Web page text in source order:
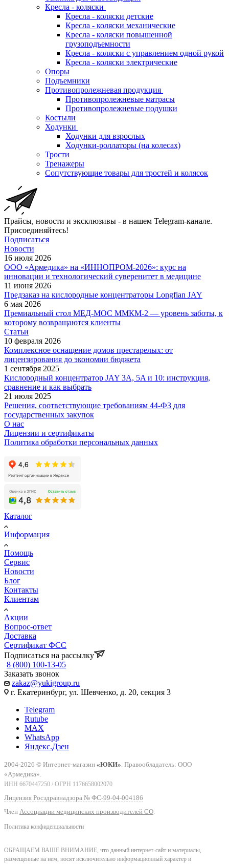
Кресла - коляски
Кресла - коляски детские
Кресла - коляски механические
Кресла - коляски повышенной
грузоподъемности
Кресла - коляски с управлением одной рукой
Кресла - коляски электрические
Опоры
Подъемники
Противопролежневая продукция
Противопролежневые матрасы
Противопролежневые подушки
Костыли
Ходунки
Ходунки для взрослых
Ходунки-роллаторы (на колесах)
Трости
Тренажеры
Сопутствующие товары для тростей и колясок
Прайсы, новости и эксклюзивы - в нашем Telegram-канале.
Присоединяйтесь!
Подписаться
Новости
16 июля 2026
ООО «Армедика» на «ИННОПРОМ-2026»: курс на
инновации и технологический суверенитет в медицине
11 июня 2026
Предзаказ на кислородные концентраторы Longfian JAY
6 мая 2026
Премиальный стол МЕД-МОС ММКМ-2 — уровень заботы, к
которому возвращаются клиенты
Статьи
10 февраля 2026
Комплексное оснащение домов престарелых: от
лицензирования до экономии бюджета
1 сентября 2025
Кислородный концентратор JAY 3A, 5A и 10: инструкция,
сравнение и как выбрать
21 июля 2025
Решения, соответствующие требованиям 44-ФЗ для
государственных закупок
О нас
Лицензии и сертификаты
Политика обработки персональных данных
Каталог
Информация
Помощь
Сервис
Новости
Блог
Контакты
Клиентам
Акции
Вопрос-ответ
Доставка
Сертификат ФСС
Подписаться на рассылку
8 (800) 100-13-05
Заказать звонок
zakaz@yukigroup.ru
г. Екатеринбург, ул. Шевченко, д. 20, секция 3
Telegram
Rutube
MAX
WhatsApp
Яндекс.Дзен
2004-2026 © Интернет-магазин «ЮКИ». Правообладатель: ООО
«Армедика».
ИНН 6670447250 / ОГРН 1176658002070
Лицензия Росздравнадзора № ФС-99-04-004186
Член Ассоциации медицинских производителей СО.
Политика конфиденциальности
ОБРАЩАЕМ ВАШЕ ВНИМАНИЕ, что данный интернет-сайт и материалы,
размещенные на нем, носят исключительно информационный характер и